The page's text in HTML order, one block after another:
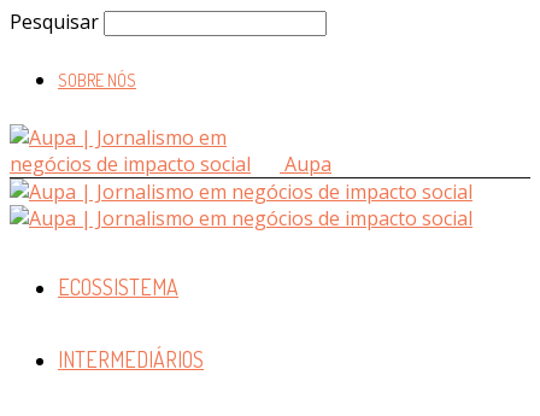
Pesquisar
SOBRE NÓS
Aupa
ECOSSISTEMA
INTERMEDIÁRIOS